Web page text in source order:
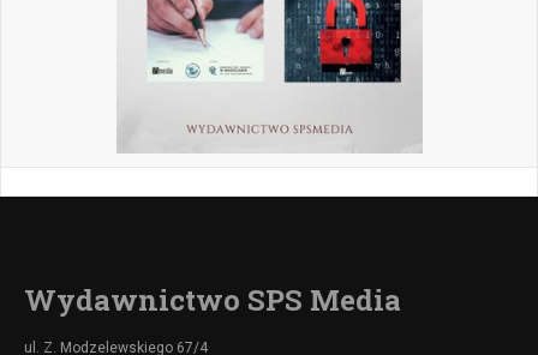
Wydawnictwo SPS Media
ul. Z. Modzelewskiego 67/4